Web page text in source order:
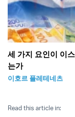
세 가지 요인이 이
는가
이호르 플레테네츠
Read this article in: